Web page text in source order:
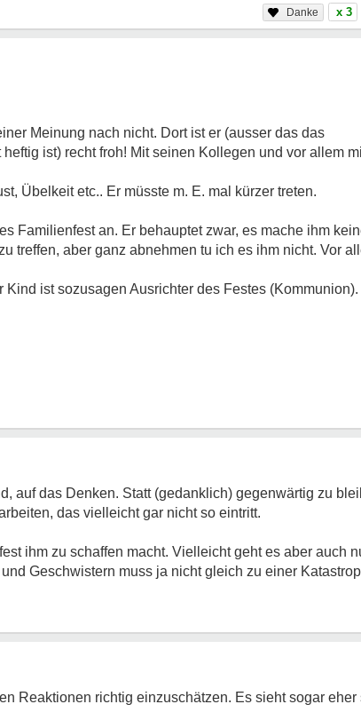
x 3
Meinung nach nicht. Dort ist er (ausser das das
ist) recht froh! Mit seinen Kollegen und vor allem
Übelkeit etc.. Er müsste m. E. mal kürzer treten.
Familienfest an. Er behauptet zwar, es mache ihm
treffen, aber ganz abnehmen tu ich es ihm nicht. Vor
ist sozusagen Ausrichter des Festes (Kommunion).
auf das Denken. Statt (gedanklich) gegenwärtig zu
das vielleicht gar nicht so eintritt.
ihm zu schaffen macht. Vielleicht geht es aber auch
Geschwistern muss ja nicht gleich zu einer
Reaktionen richtig einzuschätzen. Es sieht sogar eher